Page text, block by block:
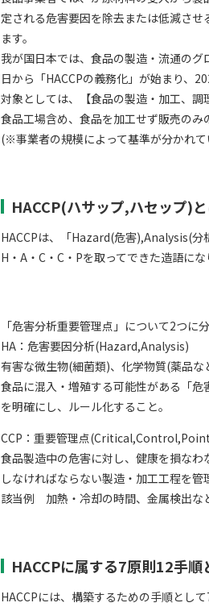
定される危害要因を除去または低減さ
ます。
我が国日本では、食品の製造・流通の
日から「HACCPの義務化」が始まり、
対象としては、【食品の製造・加工、調
食品工場含め、食品を加工せず販売のみ
(※事業者の規模によって基準が分かれて
HACCP(ハサップ,ハセップ)
HACCPは、「Hazard(危害),Analysis(
H・A・C・C・Pを取ってできた造語に
「危害分析重要管理点」について2つに
HA：危害要因分析(Hazard,Analysis)
有害な微生物(細菌類)、化学物質(薬品
食品に混入・増殖する可能性がある「
を明確にし、ルール化すること。
CCP：重要管理点
食品製造中の危害に対し、健康を損な
しなければならない製造・加工工程を管
該当例 加熱・冷却の時間、金属検出な
HACCPに属する7原則12手順
HACCPには、構築するための手順とし